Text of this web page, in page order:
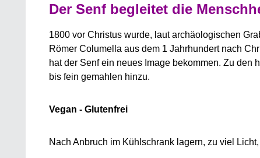
Der Senf begleitet die
1800 vor Christus wurde, laut archäologischen
Römer Columella aus dem 1 Jahrhundert nach
hat der Senf ein neues Image bekommen. Zu
bis fein gemahlen hinzu.
Vegan - Glutenfrei
Nach Anbruch im Kühlschrank lagern, zu viel